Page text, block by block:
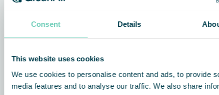
Consent Details
This website uses cookies
We use cookies to personalise content and ads, to provide
media features and to analyse our traffic. We also share